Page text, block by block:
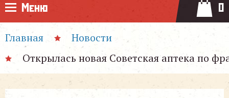
Меню 0
Главная
Новости
Открылась новая Советская аптека по